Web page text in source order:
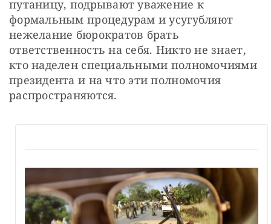
путаницу, подрывают уважение к
формальным процедурам и усугубляют
нежелание бюрократов брать
ответственность на себя. Никто не знает,
кто наделен специальными полномочиями
президента и на что эти полномочия
распространяются.